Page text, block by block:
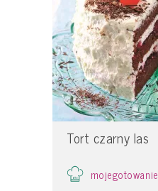
Tort czarny las
mojegotowanie